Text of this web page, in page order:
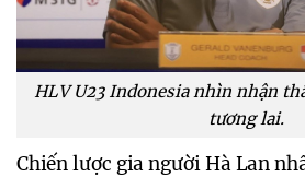
HLV U23 Indonesia nhìn nhận
tương lai.
Chiến lược gia người Hà Lan